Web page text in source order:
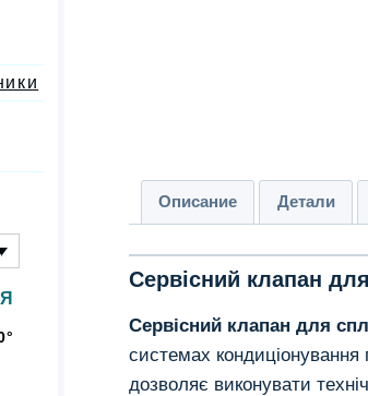
Описание Детали
Сервісний клапан
Сервісний клапан для
системах
дозволяє виконувати